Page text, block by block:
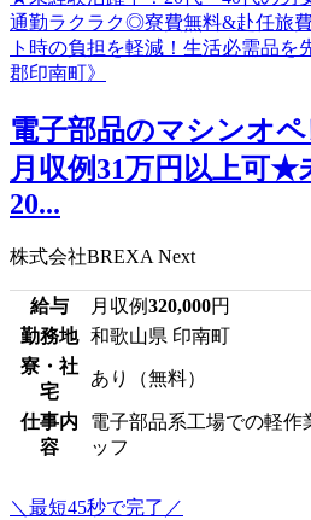
電子部品のマシンオペ
月収例31万円以上可★
20...
株式会社BREXA Next
給与 月収例320,000円
勤務地 和歌山県 印南町
寮・社
宅
あり（無料）
仕事内
容
電子部品系工場での軽作
ッフ
＼最短45秒で完了／